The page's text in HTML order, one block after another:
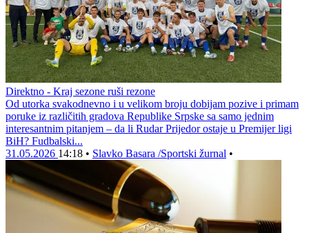
Direktno - Kraj sezone ruši rezone
Od utorka svakodnevno i u velikom broju dobijam pozive i primam
poruke iz različitih gradova Republike Srpske sa samo jednim
interesantnim pitanjem – da li Rudar Prijedor ostaje u Premijer ligi
BiH? Fudbalski...
31.05.2026 14:18 • Slavko Basara /Sportski žurnal •